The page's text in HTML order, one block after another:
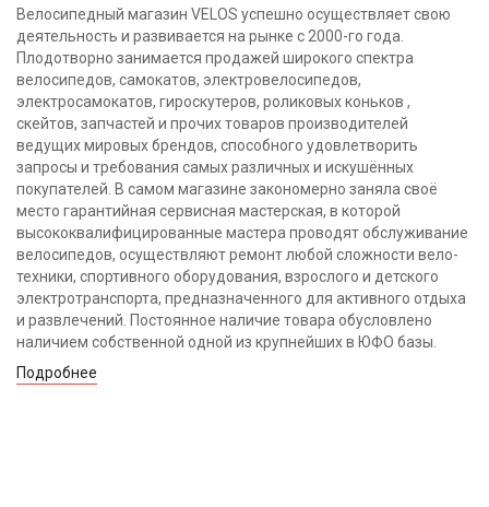
Велосипедный магазин VELOS успешно осуществляет свою
деятельность и развивается на рынке с 2000-го года.
Плодотворно занимается продажей широкого спектра
велосипедов, самокатов, электровелосипедов,
электросамокатов, гироскутеров, роликовых коньков ,
скейтов, запчастей и прочих товаров производителей
ведущих мировых брендов, способного удовлетворить
запросы и требования самых различных и искушённых
покупателей. В самом магазине закономерно заняла своё
место гарантийная сервисная мастерская, в которой
высококвалифицированные мастера проводят обслуживание
велосипедов, осуществляют ремонт любой сложности вело-
техники, спортивного оборудования, взрослого и детского
электротранспорта, предназначенного для активного отдыха
и развлечений. Постоянное наличие товара обусловлено
наличием собственной одной из крупнейших в ЮФО базы.
Подробнее